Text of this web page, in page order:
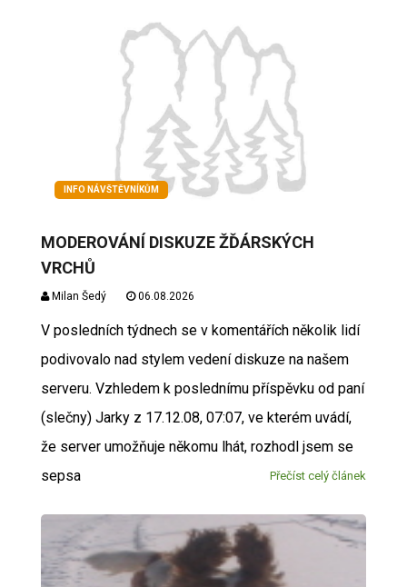
INFO NÁVŠTĚVNÍKŮM
MODEROVÁNÍ DISKUZE ŽĎÁRSKÝCH
VRCHŮ
Milan Šedý 06.08.2026
V posledních týdnech se v komentářích několik lidí
podivovalo nad stylem vedení diskuze na našem
serveru. Vzhledem k poslednímu příspěvku od paní
(slečny) Jarky z 17.12.08, 07:07, ve kterém uvádí,
že server umožňuje někomu lhát, rozhodl jsem se
sepsa
Přečíst celý článek